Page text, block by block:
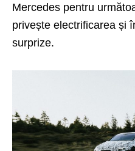
Mercedes pentru
privește electrificarea și
surprize.